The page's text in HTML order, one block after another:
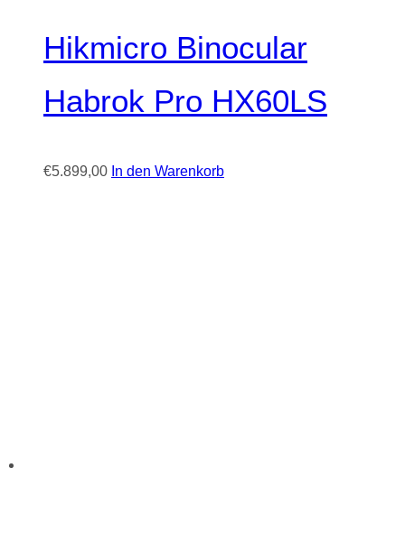
Hikmicro Binocular
Habrok Pro HX60LS
€5.899,00 In den Warenkorb